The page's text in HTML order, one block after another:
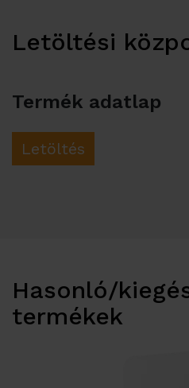
Letöltési
Termék adatlap
Letöltés
Hasonló/
termékek